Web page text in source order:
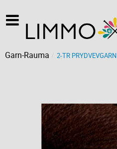
Garn-Rauma 2-TR PRYDVEVGARN